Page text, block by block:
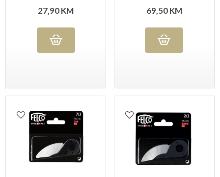
27,90KM 69,50KM